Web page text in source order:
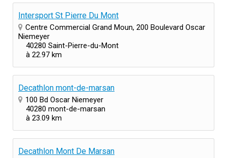
Intersport St Pierre Du Mont
Centre Commercial Grand Moun, 200 Boulevard Oscar
Niemeyer
40280 Saint-Pierre-du-Mont
à 22.97 km
Decathlon mont-de-marsan
100 Bd Oscar Niemeyer
40280 mont-de-marsan
à 23.09 km
Decathlon Mont De Marsan